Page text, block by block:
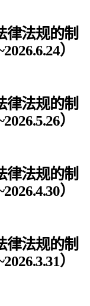
律法规的制
）
律法规的制
）
律法规的制
）
律法规的制
）